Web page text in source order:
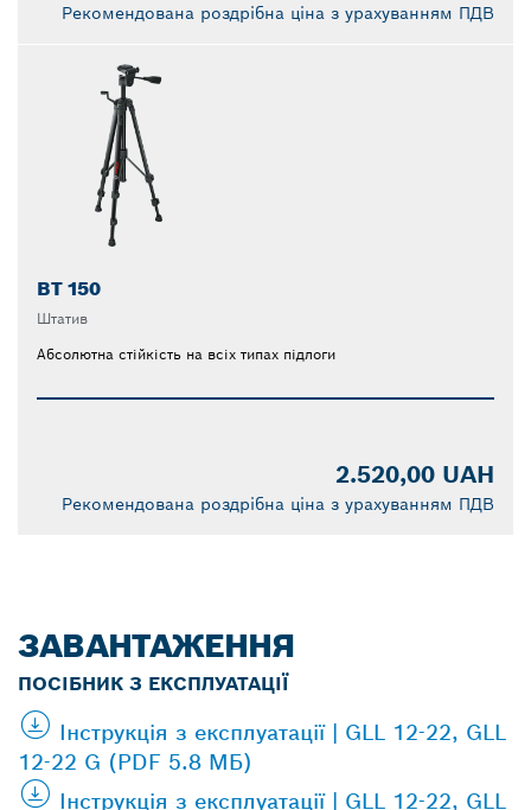
Рекомендована роздрібна ціна з урахуванням ПДВ
BT 150
Штатив
Абсолютна стійкість на всіх типах підлоги
2.520,00 UAH
Рекомендована роздрібна ціна з урахуванням ПДВ
ЗАВАНТАЖЕННЯ
ПОСІБНИК З ЕКСПЛУАТАЦІЇ
Інструкція з експлуатації | GLL 12-22, GLL
12-22 G (PDF 5.8 МБ)
Інструкція з експлуатації | GLL 12-22, GLL